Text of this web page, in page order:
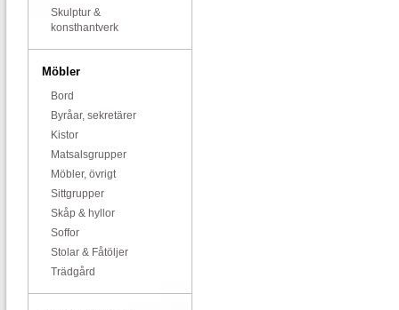
Skulptur &
konsthantverk
Möbler
Bord
Byråar, sekretärer
Kistor
Matsalsgrupper
Möbler, övrigt
Sittgrupper
Skåp & hyllor
Soffor
Stolar & Fåtöljer
Trädgård